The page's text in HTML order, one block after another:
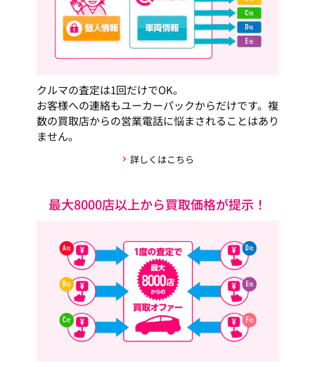
クルマの査定は1回だけでOK。
お客様への連絡もユーカーパックからだけです。複
数の買取店からの営業電話に悩まされることはあり
ません。
詳しくはこちら
最大8000店以上から買取価格が提示！